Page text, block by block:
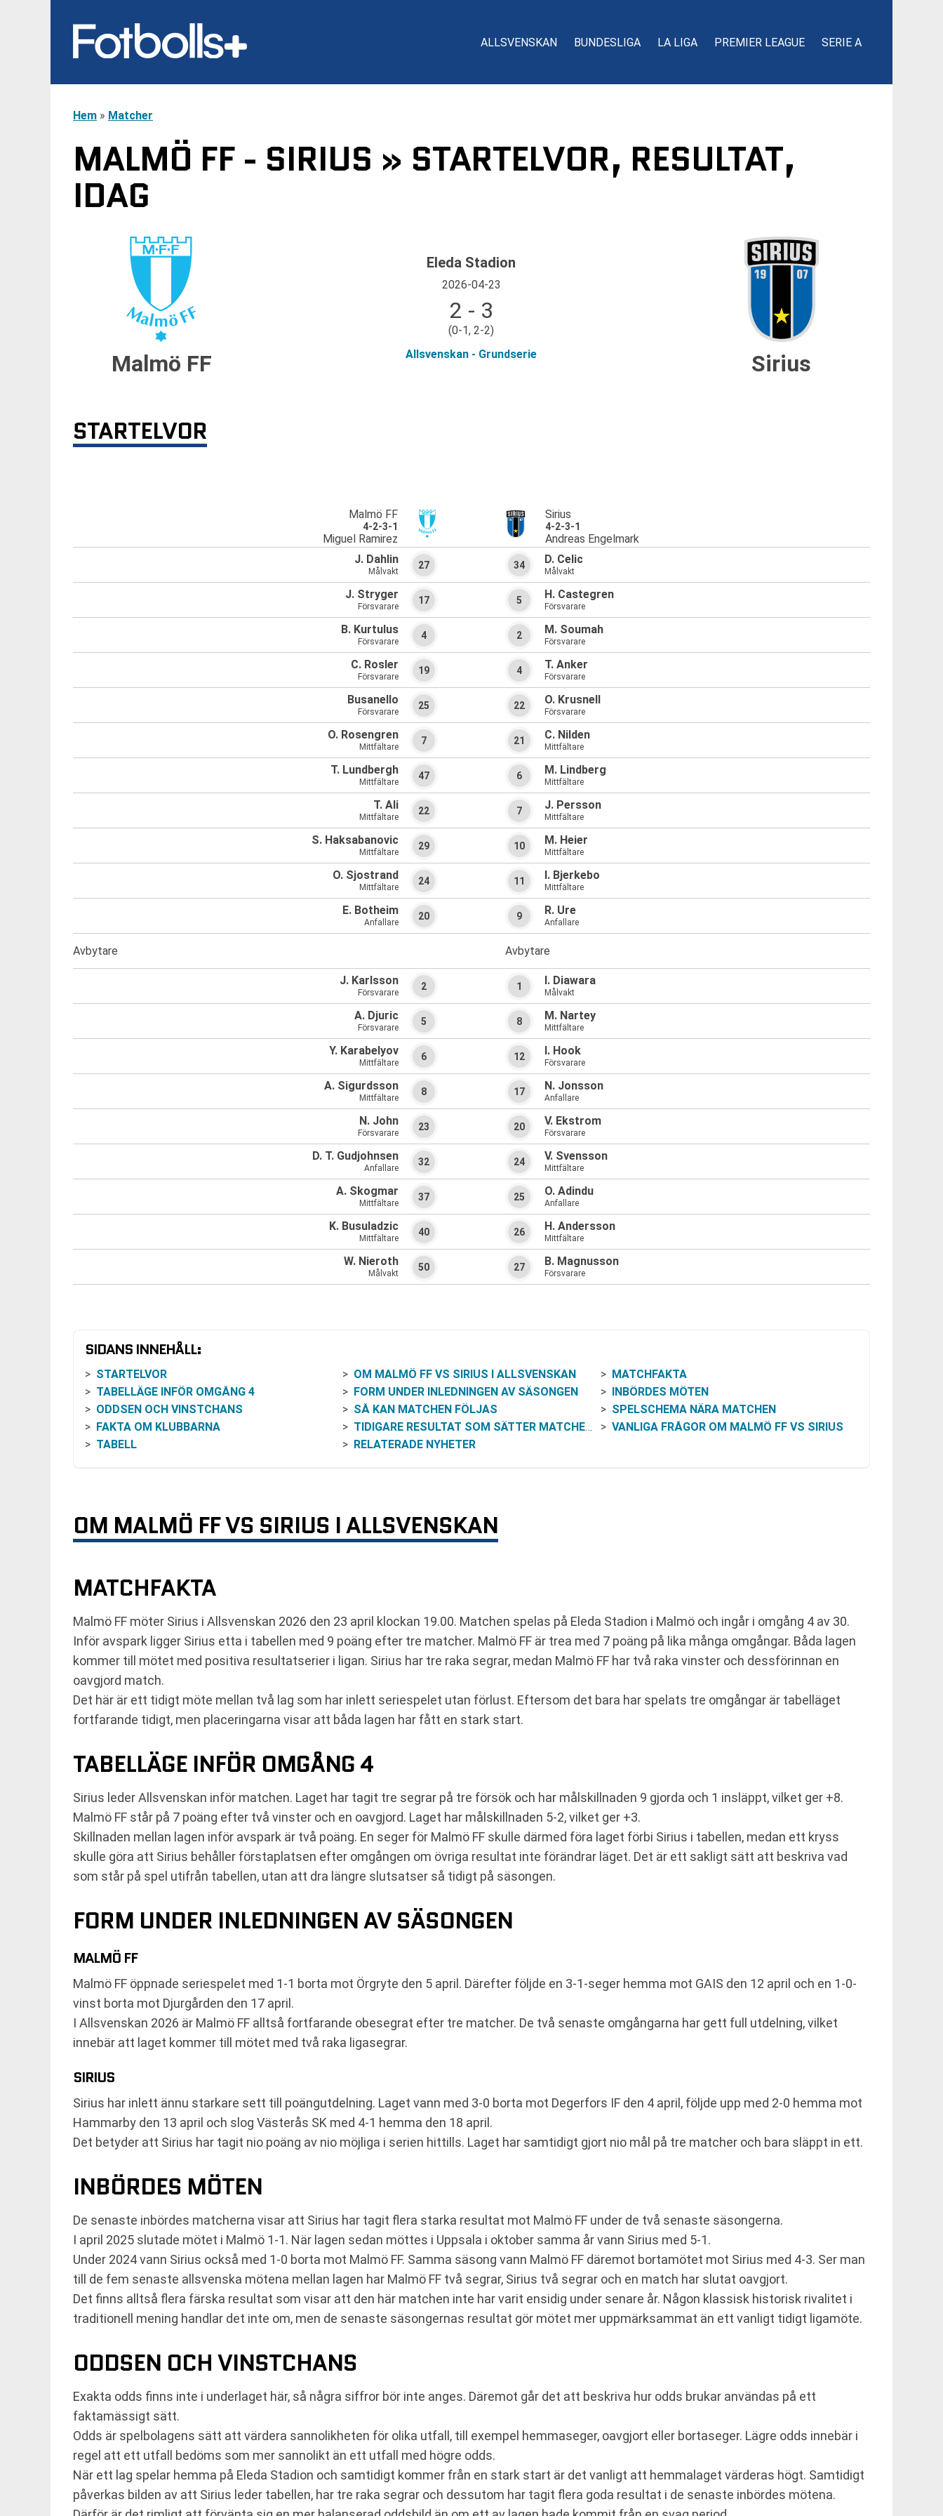
ALLSVENSKAN BUNDESLIGA LA LIGA PREMIER LEAGUE SERIE A
Hem » Matcher
MALMÖ FF - SIRIUS » STARTELVOR, RESULTAT,
IDAG
Malmö FF
Eleda Stadion
2026-04-23
2 - 3
(0-1, 2-2)
Allsvenskan - Grundserie
Sirius
STARTELVOR
Malmö FF
4-2-3-1
Miguel Ramirez
Sirius
4-2-3-1
Andreas Engelmark
J. Dahlin
Målvakt
27
J. Stryger
Försvarare
17
B. Kurtulus
Försvarare
4
C. Rosler
Försvarare
19
Busanello
Försvarare
25
O. Rosengren
Mittfältare
7
T. Lundbergh
Mittfältare
47
T. Ali
Mittfältare
22
S. Haksabanovic
Mittfältare
29
O. Sjostrand
Mittfältare
24
E. Botheim
Anfallare
20
Avbytare
J. Karlsson
Försvarare
2
A. Djuric
Försvarare
5
Y. Karabelyov
Mittfältare
6
A. Sigurdsson
Mittfältare
8
N. John
Försvarare
23
D. T. Gudjohnsen
Anfallare
32
A. Skogmar
Mittfältare
37
K. Busuladzic
Mittfältare
40
W. Nieroth
Målvakt
50
34 D. Celic
Målvakt
5 H. Castegren
Försvarare
2 M. Soumah
Försvarare
4 T. Anker
Försvarare
22 O. Krusnell
Försvarare
21 C. Nilden
Mittfältare
6 M. Lindberg
Mittfältare
7 J. Persson
Mittfältare
10 M. Heier
Mittfältare
11 I. Bjerkebo
Mittfältare
9 R. Ure
Anfallare
Avbytare
1 I. Diawara
Målvakt
8 M. Nartey
Mittfältare
12 I. Hook
Försvarare
17 N. Jonsson
Anfallare
20 V. Ekstrom
Försvarare
24 V. Svensson
Mittfältare
25 O. Adindu
Anfallare
26 H. Andersson
Mittfältare
27 B. Magnusson
Försvarare
SIDANS INNEHÅLL:
STARTELVOR OM MALMÖ FF VS SIRIUS I ALLSVENSKAN
MATCHFAKTA
TABELLÄGE INFÖR OMGÅNG 4
FORM UNDER INLEDNINGEN AV SÄSONGEN
INBÖRDES MÖTEN
ODDSEN OCH VINSTCHANS
SÅ KAN MATCHEN FÖLJAS
SPELSCHEMA NÄRA MATCHEN
FAKTA OM KLUBBARNA
TIDIGARE RESULTAT SOM SÄTTER MATCHEN I SAMMANHANG
VANLIGA FRÅGOR OM MALMÖ FF VS SIRIUS
TABELL
RELATERADE NYHETER
OM MALMÖ FF VS SIRIUS I ALLSVENSKAN
MATCHFAKTA
Malmö FF möter Sirius i Allsvenskan 2026 den 23 april klockan 19.00. Matchen spelas på Eleda Stadion i Malmö och ingår i omgång 4 av 30.
Inför avspark ligger Sirius etta i tabellen med 9 poäng efter tre matcher. Malmö FF är trea med 7 poäng på lika många omgångar. Båda lagen
kommer till mötet med positiva resultatserier i ligan. Sirius har tre raka segrar, medan Malmö FF har två raka vinster och dessförinnan en
oavgjord match.
Det här är ett tidigt möte mellan två lag som har inlett seriespelet utan förlust. Eftersom det bara har spelats tre omgångar är tabelläget
fortfarande tidigt, men placeringarna visar att båda lagen har fått en stark start.
TABELLÄGE INFÖR OMGÅNG 4
Sirius leder Allsvenskan inför matchen. Laget har tagit tre segrar på tre försök och har målskillnaden 9 gjorda och 1 insläppt, vilket ger +8.
Malmö FF står på 7 poäng efter två vinster och en oavgjord. Laget har målskillnaden 5-2, vilket ger +3.
Skillnaden mellan lagen inför avspark är två poäng. En seger för Malmö FF skulle därmed föra laget förbi Sirius i tabellen, medan ett kryss
skulle göra att Sirius behåller förstaplatsen efter omgången om övriga resultat inte förändrar läget. Det är ett sakligt sätt att beskriva vad
som står på spel utifrån tabellen, utan att dra längre slutsatser så tidigt på säsongen.
FORM UNDER INLEDNINGEN AV SÄSONGEN
MALMÖ FF
Malmö FF öppnade seriespelet med 1-1 borta mot Örgryte den 5 april. Därefter följde en 3-1-seger hemma mot GAIS den 12 april och en 1-0-
vinst borta mot Djurgården den 17 april.
I Allsvenskan 2026 är Malmö FF alltså fortfarande obesegrat efter tre matcher. De två senaste omgångarna har gett full utdelning, vilket
innebär att laget kommer till mötet med två raka ligasegrar.
SIRIUS
Sirius har inlett ännu starkare sett till poängutdelning. Laget vann med 3-0 borta mot Degerfors IF den 4 april, följde upp med 2-0 hemma mot
Hammarby den 13 april och slog Västerås SK med 4-1 hemma den 18 april.
Det betyder att Sirius har tagit nio poäng av nio möjliga i serien hittills. Laget har samtidigt gjort nio mål på tre matcher och bara släppt in ett.
INBÖRDES MÖTEN
De senaste inbördes matcherna visar att Sirius har tagit flera starka resultat mot Malmö FF under de två senaste säsongerna.
I april 2025 slutade mötet i Malmö 1-1. När lagen sedan möttes i Uppsala i oktober samma år vann Sirius med 5-1.
Under 2024 vann Sirius också med 1-0 borta mot Malmö FF. Samma säsong vann Malmö FF däremot bortamötet mot Sirius med 4-3. Ser man
till de fem senaste allsvenska mötena mellan lagen har Malmö FF två segrar, Sirius två segrar och en match har slutat oavgjort.
Det finns alltså flera färska resultat som visar att den här matchen inte har varit ensidig under senare år. Någon klassisk historisk rivalitet i
traditionell mening handlar det inte om, men de senaste säsongernas resultat gör mötet mer uppmärksammat än ett vanligt tidigt ligamöte.
ODDSEN OCH VINSTCHANS
Exakta odds finns inte i underlaget här, så några siffror bör inte anges. Däremot går det att beskriva hur odds brukar användas på ett
faktamässigt sätt.
Odds är spelbolagens sätt att värdera sannolikheten för olika utfall, till exempel hemmaseger, oavgjort eller bortaseger. Lägre odds innebär i
regel att ett utfall bedöms som mer sannolikt än ett utfall med högre odds.
När ett lag spelar hemma på Eleda Stadion och samtidigt kommer från en stark start är det vanligt att hemmalaget värderas högt. Samtidigt
påverkas bilden av att Sirius leder tabellen, har tre raka segrar och dessutom har tagit flera goda resultat i de senaste inbördes mötena.